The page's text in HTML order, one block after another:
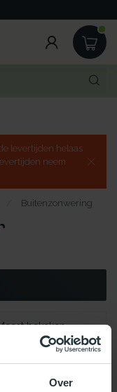
Over
levertijden helaas
neem
Buitenzonwering